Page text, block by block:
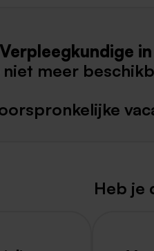
Verpleegkundige
niet meer
Heb je